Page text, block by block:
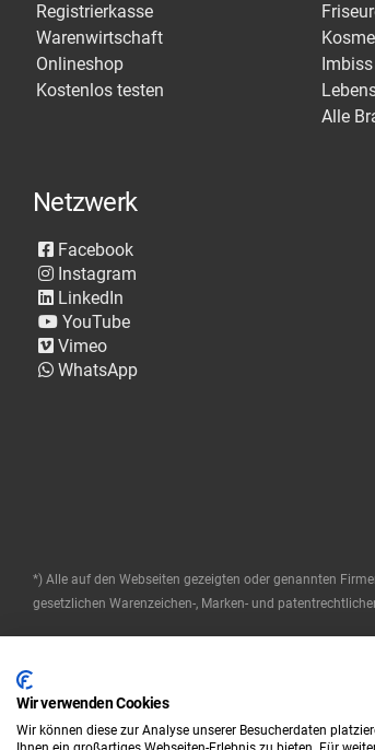
Registrierkasse
Warenwirtschaft
Onlineshop
Kostenlos testen
Alle
Netzwerk
Facebook
Instagram
LinkedIn
YouTube
Vimeo
WhatsApp
*) Alle auf den Webseiten gezeigten oder genannten
gesetzlichen Warenzeichen-, Marken- und
Impressum Datenschutz
Wir verwenden Cookies
Wir können diese zur Analyse unserer Besucherdaten